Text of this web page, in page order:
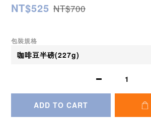
NT$525 NT$700
包裝規格
ADD TO CART